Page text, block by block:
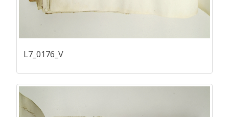
L7_0176_V